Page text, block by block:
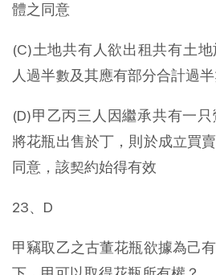
體之同意
(C)土地共有人欲出租共有土
人過半數及其應有部分合計過
(D)甲乙丙三人因繼承共有一
將花瓶出售於丁，則於成立買
同意，該契約始得有效
23、D
甲竊取乙之古董花瓶欲據為己